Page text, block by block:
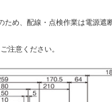
、配線・点検作業は電源遮
注意ください。